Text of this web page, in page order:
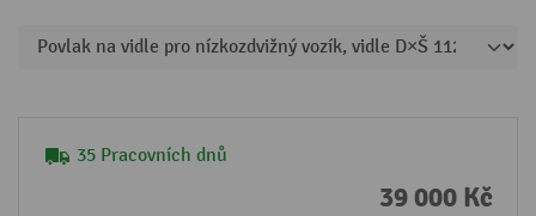
35 Pracovních dnů
39 000 Kč